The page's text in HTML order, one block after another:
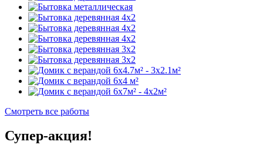
Смотреть все работы
Супер-акция!